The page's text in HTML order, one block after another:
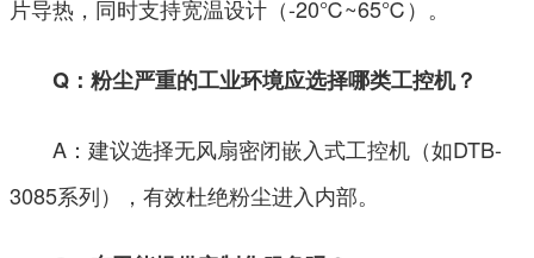
片导热，同时支持宽温设计（-20℃~65℃）。
Q：粉尘严重的工业环境应选择哪类工控机？
A：建议选择无风扇密闭嵌入式工控机（如DTB-
3085系列），有效杜绝粉尘进入内部。